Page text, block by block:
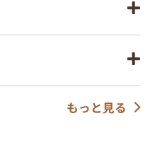
もっと見る